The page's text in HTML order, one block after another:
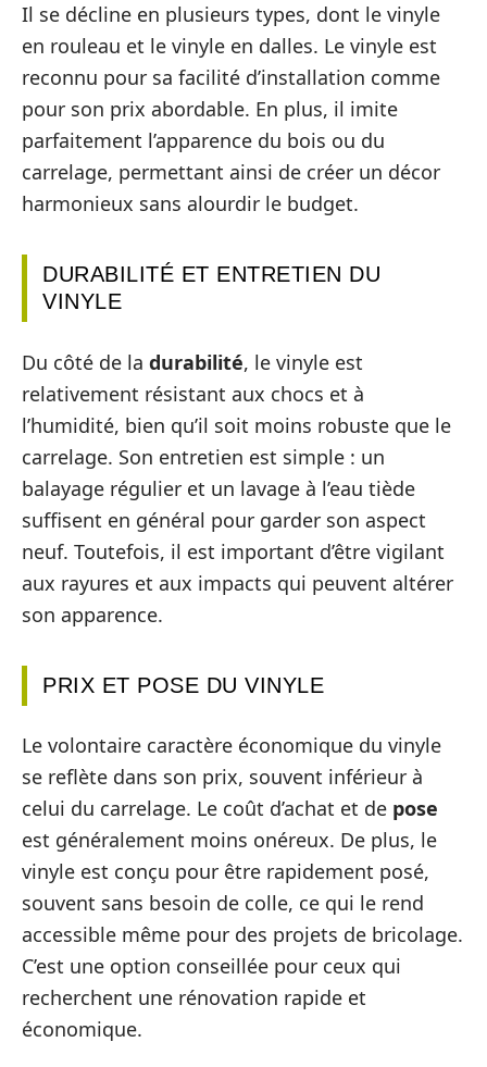
Il se décline en plusieurs types, dont le vinyle
en rouleau et le vinyle en dalles. Le vinyle est
reconnu pour sa facilité d’installation comme
pour son prix abordable. En plus, il imite
parfaitement l’apparence du bois ou du
carrelage, permettant ainsi de créer un décor
harmonieux sans alourdir le budget.
DURABILITÉ ET ENTRETIEN DU
VINYLE
Du côté de la durabilité, le vinyle est
relativement résistant aux chocs et à
l’humidité, bien qu’il soit moins robuste que le
carrelage. Son entretien est simple : un
balayage régulier et un lavage à l’eau tiède
suffisent en général pour garder son aspect
neuf. Toutefois, il est important d’être vigilant
aux rayures et aux impacts qui peuvent altérer
son apparence.
PRIX ET POSE DU VINYLE
Le volontaire caractère économique du vinyle
se reflète dans son prix, souvent inférieur à
celui du carrelage. Le coût d’achat et de pose
est généralement moins onéreux. De plus, le
vinyle est conçu pour être rapidement posé,
souvent sans besoin de colle, ce qui le rend
accessible même pour des projets de bricolage.
C’est une option conseillée pour ceux qui
recherchent une rénovation rapide et
économique.